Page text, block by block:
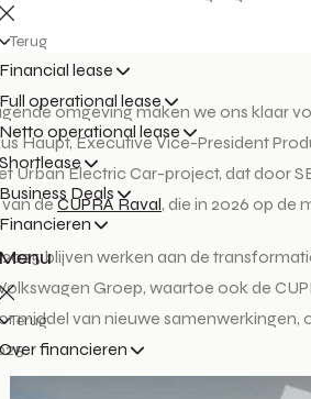
Terug
Financial lease
Full operational lease
Netto operational lease
Shortlease
Business Deals
Financieren
Menu
Terug
Over financieren
omgeving maken we ons klaar
Haupt, Executive Vice-President
Urban Electric Car-project, dat door
deCUPRA Raval, die in 2026 op de
2025 blijven werken aan de
Groep, waartoe ook de
middel van nieuwe